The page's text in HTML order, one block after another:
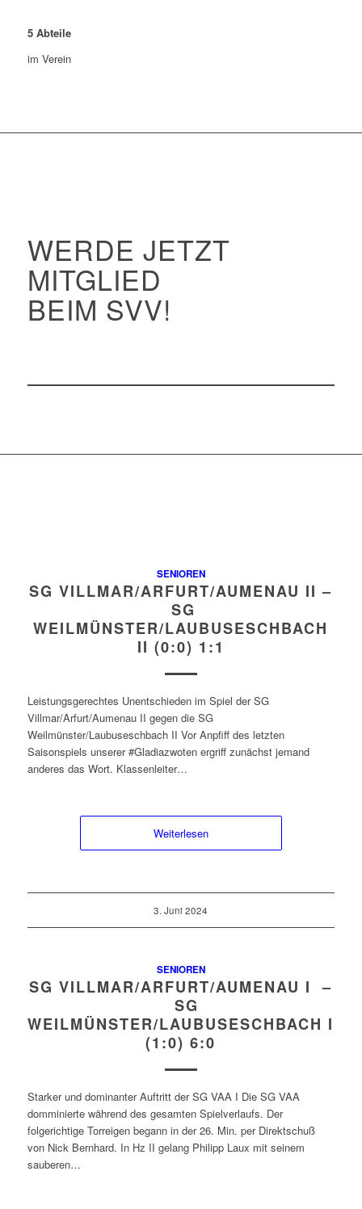
5Abteile
im Verein
WERDE JETZT
MITGLIED
BEIM SVV!
SENIOREN
SG VILLMAR/ARFURT/AUMENAU II –
SG
WEILMÜNSTER/LAUBUSESCHBACH
II (0:0) 1:1
Leistungsgerechtes Unentschieden im Spiel der SG
Villmar/Arfurt/Aumenau II gegen die SG
Weilmünster/Laubuseschbach II Vor Anpfiff des letzten
Saisonspiels unserer #Gladiazwoten ergriff zunächst jemand
anderes das Wort. Klassenleiter…
Weiterlesen
3. Juni 2024
SENIOREN
SG VILLMAR/ARFURT/AUMENAU I –
SG
WEILMÜNSTER/LAUBUSESCHBACH I
(1:0) 6:0
Starker und dominanter Auftritt der SG VAA I Die SG VAA
domminierte während des gesamten Spielverlaufs. Der
folgerichtige Torreigen begann in der 26. Min. per Direktschuß
von Nick Bernhard. In Hz II gelang Philipp Laux mit seinem
sauberen…